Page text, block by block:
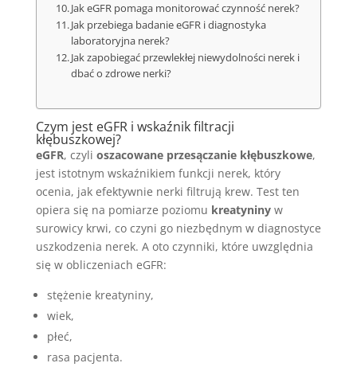
Jak eGFR pomaga monitorować czynność nerek?
Jak przebiega badanie eGFR i diagnostyka
laboratoryjna nerek?
Jak zapobiegać przewlekłej niewydolności nerek i
dbać o zdrowe nerki?
Czym jest eGFR i wskaźnik filtracji
kłębuszkowej?
eGFR, czyli oszacowane przesączanie kłębuszkowe,
jest istotnym wskaźnikiem funkcji nerek, który
ocenia, jak efektywnie nerki filtrują krew. Test ten
opiera się na pomiarze poziomu kreatyninyw
surowicy krwi, co czyni go niezbędnym w diagnostyce
uszkodzenia nerek. A oto czynniki, które uwzględnia
się w obliczeniach eGFR:
stężenie kreatyniny,
wiek,
płeć,
rasa pacjenta.